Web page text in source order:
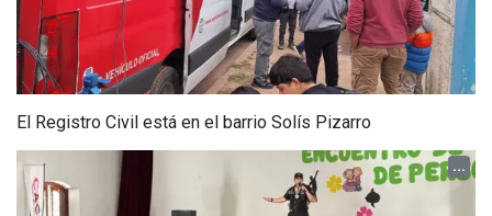
El Registro Civil está en el barrio Solís Pizarro
...